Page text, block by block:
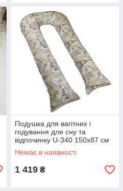
Подушка для вагітних і
годування для сну та
відпочинку U-340 150х87 см
Романтичний Париж
коричневий
Немає в наявності
1 419 ₴